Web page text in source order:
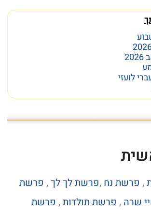
לועזי
, פרשת נח ,פרשת לך לך , פרשת
שרה , פרשת תולדות , פרשת